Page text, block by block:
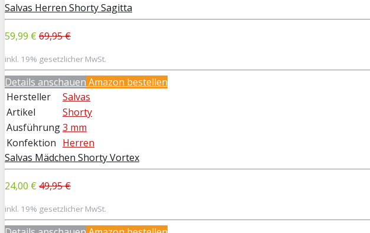
Salvas Herren Shorty Sagitta
59,99 € 69,95 €
inkl. 19% gesetzlicher MwSt.
Details anschauen Amazon bestellen
Hersteller
Salvas
Artikel
Shorty
Ausführung3 mm
Konfektion Herren
Salvas Mädchen Shorty Vortex
24,00 € 49,95 €
inkl. 19% gesetzlicher MwSt.